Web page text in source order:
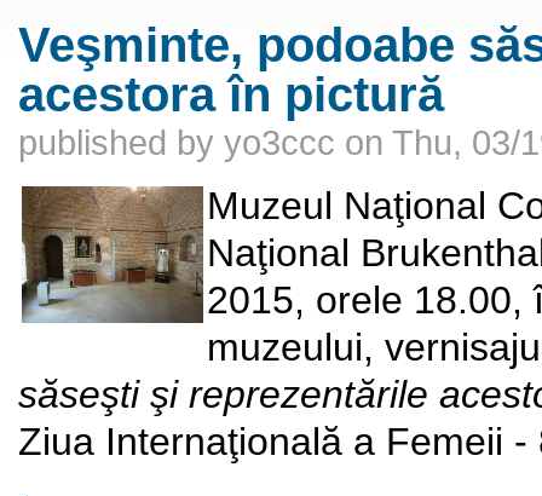
Veşminte, podoabe
acestora în pictură
published by yo3ccc on Thu, 03/
Muzeul Naţional
Naţional
2015, orele 18.00,
muzeului,
săseşti şi reprezentările
Ziua Internaţională a Femeii -